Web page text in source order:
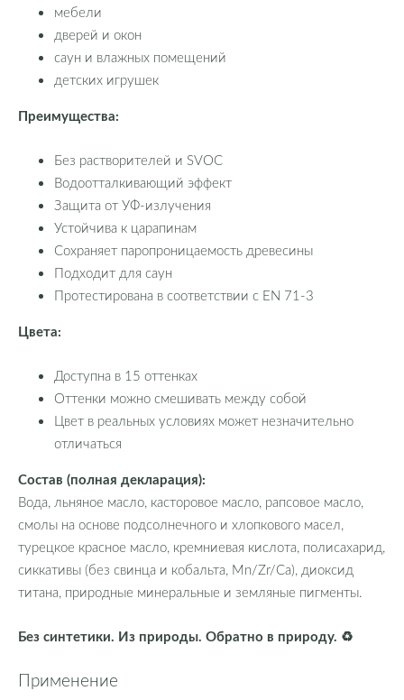
мебели
дверей и окон
саун и влажных помещений
детских игрушек
Преимущества:
Без растворителей и SVOC
Водоотталкивающий эффект
Защита от УФ-излучения
Устойчива к царапинам
Сохраняет паропроницаемость древесины
Подходит для саун
Протестирована в соответствии с EN 71-3
Цвета:
Доступна в 15 оттенках
Оттенки можно смешивать между собой
Цвет в реальных условиях может незначительно
отличаться
Состав (полная декларация):
Вода, льняное масло, касторовое масло, рапсовое масло,
смолы на основе подсолнечного и хлопкового масел,
турецкое красное масло, кремниевая кислота, полисахарид,
сиккативы (без свинца и кобальта, Mn/Zr/Ca), диоксид
титана, природные минеральные и земляные пигменты.
Без синтетики. Из природы. Обратно в природу. ♻️
Применение